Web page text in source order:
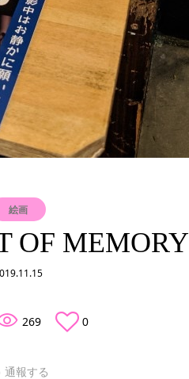
絵画
OF MEMORY
269 0
通報する